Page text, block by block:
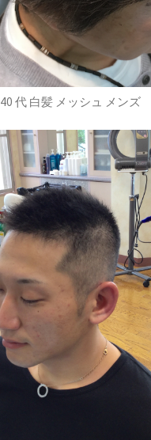
40 代 白髪 メッシュ メンズ